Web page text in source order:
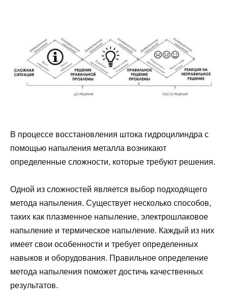
В процессе восстановления штока гидроцилиндра с
помощью напыления металла возникают
определенные сложности, которые требуют решения.
Одной из сложностей является выбор подходящего
метода напыления. Существует несколько способов,
таких как плазменное напыление, электрошлаковое
напыление и термическое напыление. Каждый из них
имеет свои особенности и требует определенных
навыков и оборудования. Правильное определение
метода напыления поможет достичь качественных
результатов.